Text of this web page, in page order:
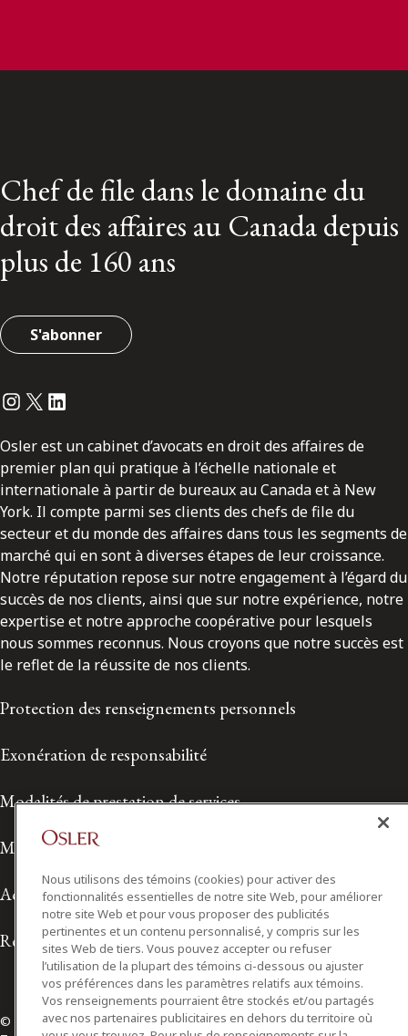
Chef de file dans le domaine du
droit des affaires au Canada depuis
plus de 160 ans
S'abonner
Instagram
Twitter
LinkedIn
Osler est un cabinet d’avocats en droit des affaires de
premier plan qui pratique à l’échelle nationale et
internationale à partir de bureaux au Canada et à New
York. Il compte parmi ses clients des chefs de file du
secteur et du monde des affaires dans tous les segments de
marché qui en sont à diverses étapes de leur croissance.
Notre réputation repose sur notre engagement à l’égard du
succès de nos clients, ainsi que sur notre expérience, notre
expertise et notre approche coopérative pour lesquels
nous sommes reconnus. Nous croyons que notre succès est
le reflet de la réussite de nos clients.
Protection des renseignements personnels
Exonération de responsabilité
Modalités de prestation de services
Modalités d'utilisation
Accessibilité
Relations avec les médias
© 2026 Osler, Hoskin & Harcourt S.E.N.C.R.L./s.r.l.
Nous utilisons des témoins (cookies) pour activer des
fonctionnalités essentielles de notre site Web, pour améliorer
notre site Web et pour vous proposer des publicités
pertinentes et un contenu personnalisé, y compris sur les
sites Web de tiers. Vous pouvez accepter ou refuser
l’utilisation de la plupart des témoins ci-dessous ou ajuster
vos préférences dans les paramètres relatifs aux témoins.
Vos renseignements pourraient être stockés et/ou partagés
avec nos partenaires publicitaires en dehors du territoire où